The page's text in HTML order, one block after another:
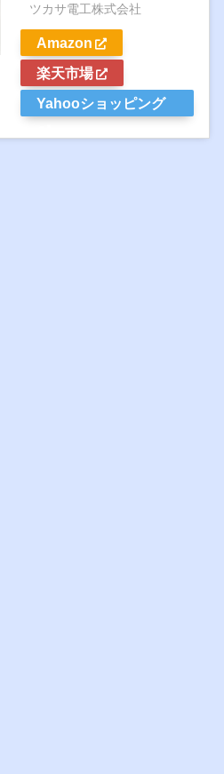
ツカサ電工株式会社
Amazon
楽天市場
Yahooショッピング